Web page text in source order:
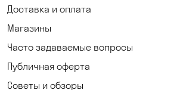
Доставка и оплата
Магазины
Часто задаваемые вопросы
Публичная оферта
Советы и обзоры